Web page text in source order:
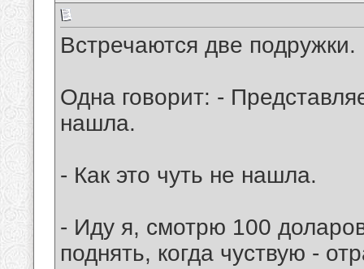
Встречаются две подружки.
Одна говорит: -
нашла.
- Как это чуть не нашла.
- Иду я, смотрю 100
поднять, когда чуствую -